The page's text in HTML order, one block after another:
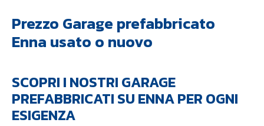
Prezzo Garage prefabbricato
Enna usato o nuovo
SCOPRI I NOSTRI GARAGE
PREFABBRICATI SU ENNA PER OGNI
ESIGENZA